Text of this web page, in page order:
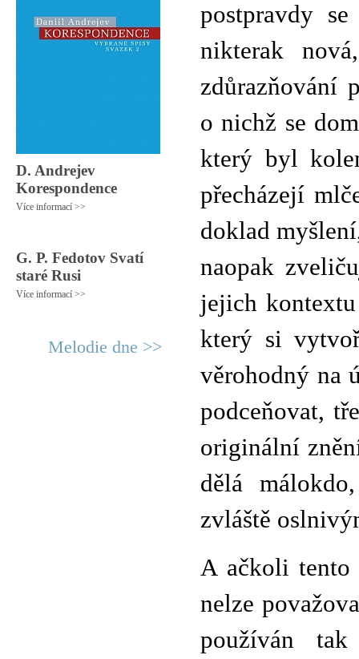
D. Andrejev
Korespondence
Více informací >>
G. P. Fedotov Svatí
staré Rusi
Více informací >>
Melodie dne >>
postpravdy
nikterak
zdůrazňování
o nichž se
který byl
přecházejí
doklad
naopak
jejich
který si
věrohodný na
podceňovat,
originální
dělá
zvláště
A ačkoli tento
nelze
používán